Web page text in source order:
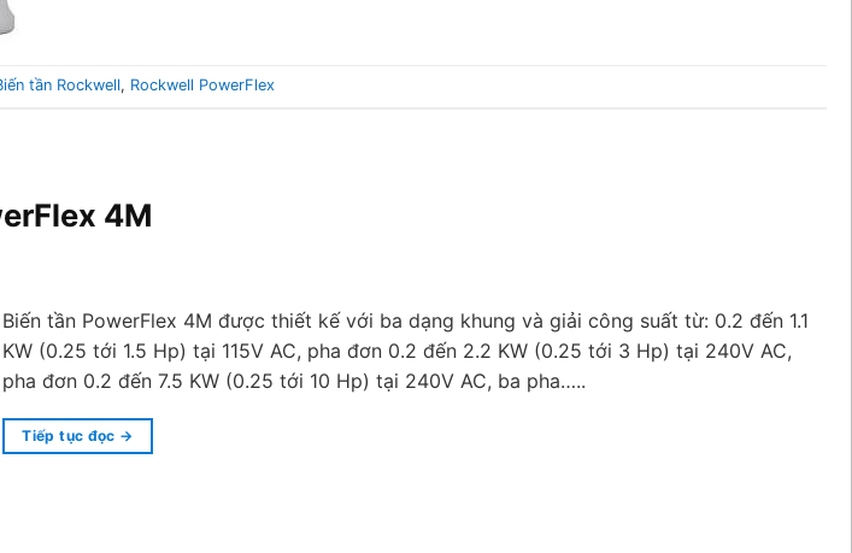
tần Rockwell, Rockwell PowerFlex
4M
Biến tần PowerFlex 4M được thiết kế với ba dạng khung và giải công suất từ: 0.2 đến 1.1
KW (0.25 tới 1.5 Hp) tại 115V AC, pha đơn 0.2 đến 2.2 KW (0.25 tới 3 Hp) tại 240V AC,
pha đơn 0.2 đến 7.5 KW (0.25 tới 10 Hp) tại 240V AC, ba pha…..
Tiếp tục đọc →